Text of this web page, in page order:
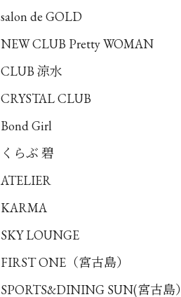
salon de GOLD
NEW CLUB Pretty WOMAN
CLUB 涼水
CRYSTAL CLUB
Bond Girl
くらぶ 碧
ATELIER
KARMA
SKY LOUNGE
FIRST ONE（宮古島）
SPORTS&DINING SUN(宮古島）